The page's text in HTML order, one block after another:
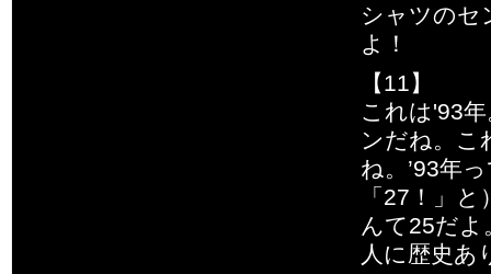
シャツの
よ！
【11】
これは'93
ンだね。こ
ね。’93年
「27！」
んて25だ
人に歴史あ